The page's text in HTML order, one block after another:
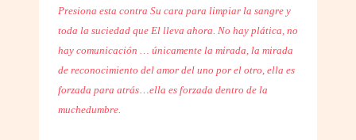
Presiona esta contra Su cara para limpiar la sangre y
toda la suciedad que El lleva ahora. No hay plática, no
hay comunicación … únicamente la mirada, la mirada
de reconocimiento del amor del uno por el otro, ella es
forzada para atrás…ella es forzada dentro de la
muchedumbre.